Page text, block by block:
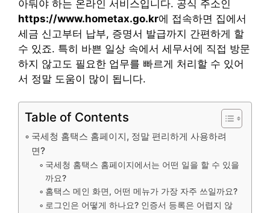
아둬야 하는 온라인 서비스입니다. 공식 주소인
https://www.hometax.go.kr에 접속하면 집에서
세금 신고부터 납부, 증명서 발급까지 간편하게 할
수 있죠. 특히 바쁜 일상 속에서 세무서에 직접 방문
하지 않고도 필요한 업무를 빠르게 처리할 수 있어
서 정말 도움이 많이 됩니다.
Table of Contents
국세청 홈택스 홈페이지, 정말 편리하게 사용하려
면?
국세청 홈택스 홈페이지에서는 어떤 일을 할 수 있을
까요?
홈택스 메인 화면, 어떤 메뉴가 가장 자주 쓰일까요?
로그인은 어떻게 하나요? 인증서 등록은 어렵지 않